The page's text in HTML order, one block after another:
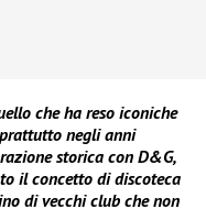
che ha reso iconiche
negli anni
storica con D&G,
il concetto di discoteca
di vecchi club che non